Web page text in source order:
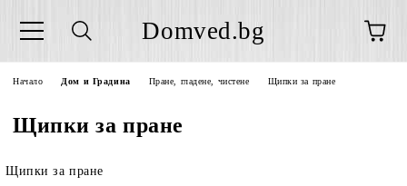
Domved.bg
Начало Дом и Градина Пране, гладене, чистене Щипки за пране
Щипки за пране
Щипки за пране